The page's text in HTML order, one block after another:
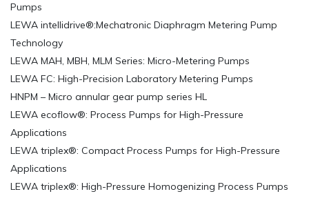
Pumps
LEWA intellidrive®:Mechatronic Diaphragm Metering Pump
Technology
LEWA MAH, MBH, MLM Series: Micro-Metering Pumps
LEWA FC: High-Precision Laboratory Metering Pumps
HNPM – Micro annular gear pump series HL
LEWA ecoflow®: Process Pumps for High-Pressure
Applications
LEWA triplex®: Compact Process Pumps for High-Pressure
Applications
LEWA triplex®: High-Pressure Homogenizing Process Pumps